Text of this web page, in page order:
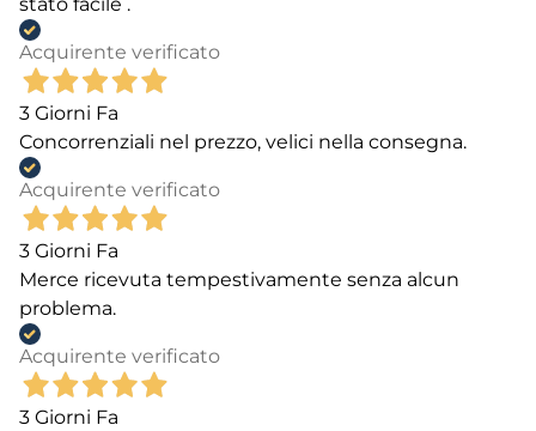
stato facile .
Acquirente verificato
3 Giorni Fa
Concorrenziali nel prezzo, velici nella consegna.
Acquirente verificato
3 Giorni Fa
Merce ricevuta tempestivamente senza alcun
problema.
Acquirente verificato
3 Giorni Fa